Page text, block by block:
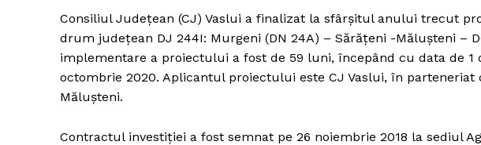
Consiliul Județean (CJ) Vaslui a finalizat la sfârșitul anului trecut
drum județean DJ 244I: Murgeni (DN 24A) – Sărățeni -Mălușteni –
implementare a proiectului a fost de 59 luni, începând cu data de 1
octombrie 2020. Aplicantul proiectului este CJ Vaslui, în
Mălușteni.
Contractul investiției a fost semnat pe 26 noiembrie 2018 la sediul